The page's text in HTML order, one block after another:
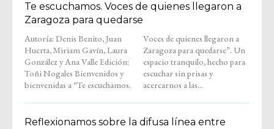
Te escuchamos. Voces de quienes llegaron a
Zaragoza para quedarse
Autoría: Denis Benito, Juan
Huerta, Miriam Gavín, Laura
González y Ana Valle Edición:
Toñi Nogales Bienvenidos y
bienvenidas a “Te escuchamos.
Voces de quienes llegaron a
Zaragoza para quedarse”. Un
espacio tranquilo, hecho para
escuchar sin prisas y
acercarnos a las...
Reflexionamos sobre la difusa línea entre